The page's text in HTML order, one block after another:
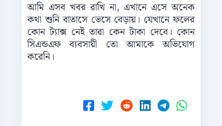
আমি এসব খবর রাখি না, এখানে এসে অনেক
কথা শুনি বাতাসে ভেসে বেড়ায়। যেখানে ফলের
কোন ট্যাক্স নেই তারা কেন টাকা দেবে। কোন
সিএন্ডএফ ব্যবসায়ী তো আমাকে অভিযোগ
করেনি।